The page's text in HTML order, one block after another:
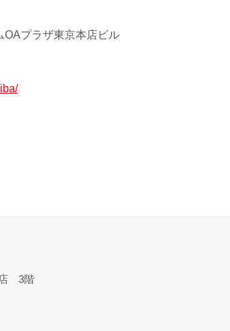
OAプラザ東京本店ビル
店 3階